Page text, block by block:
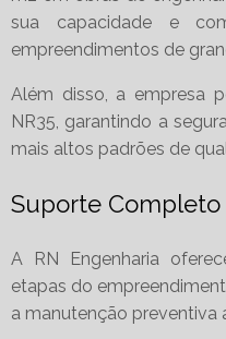
sua capacidade e
empreendimentos de
Além disso, a empresa
NR35, garantindo a
mais altos padrões de
Suporte
A RN Engenharia
etapas do
a manutenção preventiva